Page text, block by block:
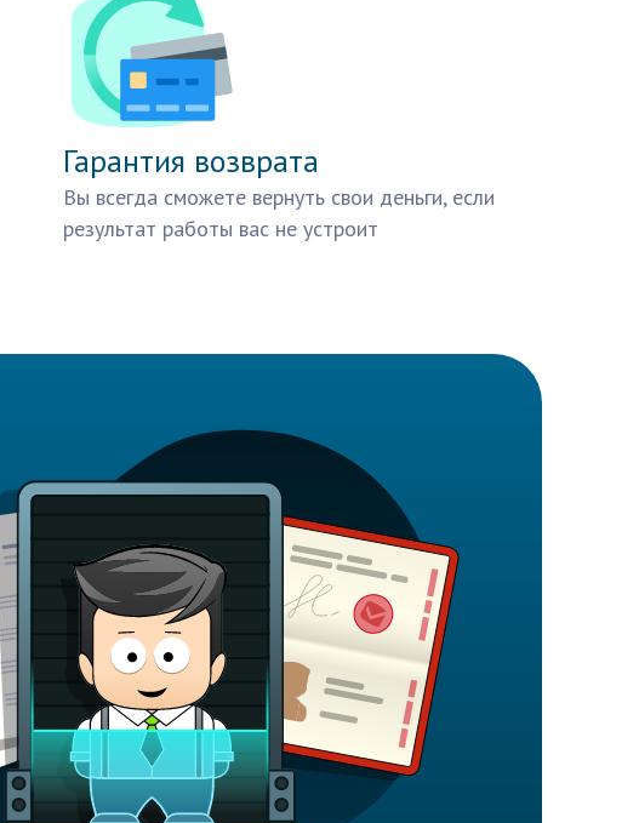
Гарантия возврата
Вы всегда сможете вернуть свои деньги, если
результат работы вас не устроит